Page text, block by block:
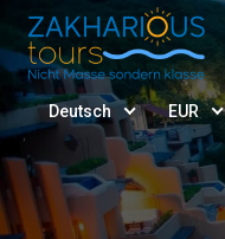
Deutsch EUR